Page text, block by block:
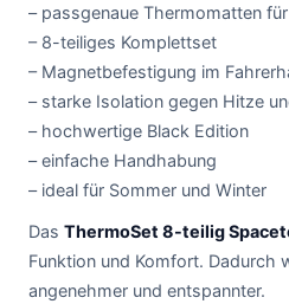
– passgenaue Thermomatten
– 8-teiliges Komplettset
– Magnetbefestigung im
– starke Isolation gegen Hitze
– hochwertige Black Edition
– einfache Handhabung
– ideal für Sommer und Winter
Das ThermoSet 8-teilig
Funktion und Komfort. Dadurch
angenehmer und entspannter.